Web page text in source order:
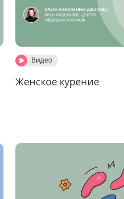
Видео
Женское курение